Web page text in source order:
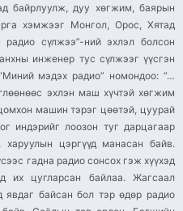
байрлуулж, дуу хөгжим, баярын
хэмжээг Монгол, Орос, Хятад
сүлжээ”-ний эхлэл болсон
инженер тус сүлжээг үүсгэн
мэдэх радио” номондоо: “…
эхлэн маш хүчтэй хөгжим
машин тэрэг цөөтэй, цуурай
индэрийг лоозон туг дарцагаар
цэргүүд манасан байв.
гадна радио сонсох гэж хүүхэд
их цугларсан байлаа. Жагсаал
явдаг байсан бол тэр өдөр радио